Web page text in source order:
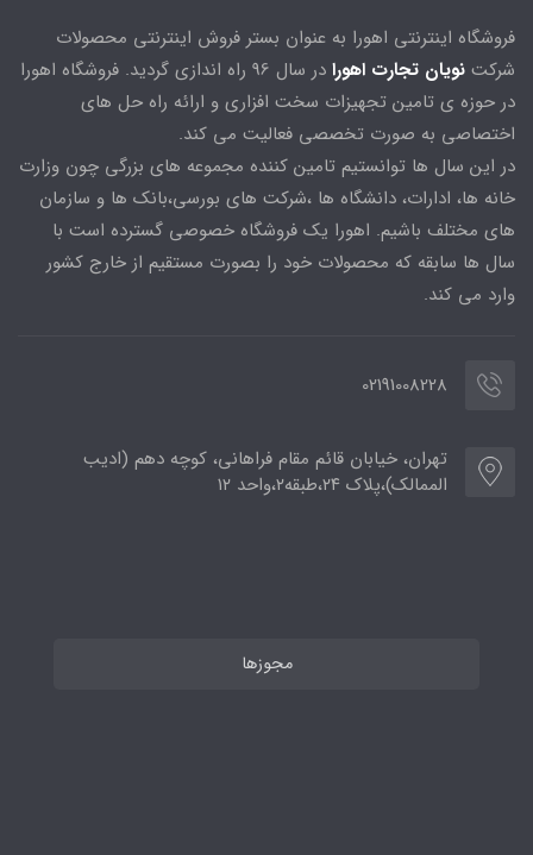
فروشگاه اینترنتی اهورا به عنوان بستر فروش اینترنتی محصولات
شرکت نویان تجارت اهورا
در سال 96 راه اندازی گردید. فروشگاه اهورا
در حوزه ی تامین تجهیزات سخت افزاری و ارائه راه حل های
اختصاصی به صورت تخصصی فعالیت می کند.
در این سال ها توانستیم تامین کننده مجموعه های بزرگی چون وزارت
خانه ها، ادارات، دانشگاه ها ،شرکت های بورسی،بانک ها و سازمان
های مختلف باشیم. اهورا یک فروشگاه خصوصی گسترده است با
سال ها سابقه که محصولات خود را بصورت مستقیم از خارج کشور
وارد می کند.
02191008228
تهران، خیابان قائم مقام فراهانی، کوچه دهم (ادیب
الممالک)،پلاک ۲۴،طبقه۲،واحد ۱۲
مجوزها